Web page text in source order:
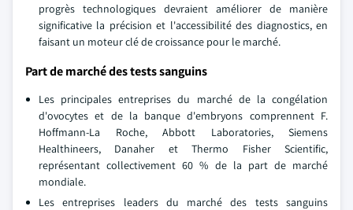
progrès technologiques devraient améliorer de manière
significative la précision et l'accessibilité des diagnostics, en
faisant un moteur clé de croissance pour le marché.
Part de marché des tests sanguins
Les principales entreprises du marché de la congélation
d'ovocytes et de la banque d'embryons comprennent F.
Hoffmann-La Roche, Abbott Laboratories, Siemens
Healthineers, Danaher et Thermo Fisher Scientific,
représentant collectivement 60 % de la part de marché
mondiale.
Les entreprises leaders du marché des tests sanguins